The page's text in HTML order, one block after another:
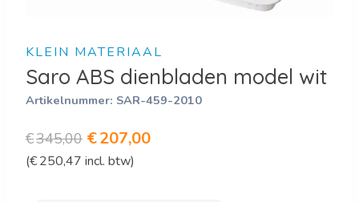
KLEIN MATERIAAL
Saro ABS dienbladen model wit
Artikelnummer: SAR-459-2010
€345,00 Oorspronkelijke
prijs
€207,00Huidige
(€250,47 incl. btw)